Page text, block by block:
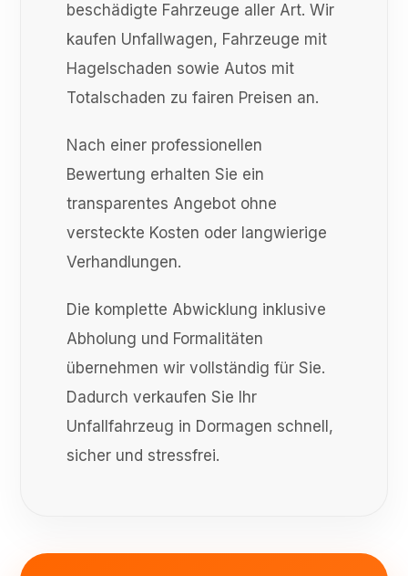
beschädigte Fahrzeuge aller Art. Wir
kaufen Unfallwagen, Fahrzeuge mit
Hagelschaden sowie Autos mit
Totalschaden zu fairen Preisen an.
Nach einer professionellen
Bewertung erhalten Sie ein
transparentes Angebot ohne
versteckte Kosten oder langwierige
Verhandlungen.
Die komplette Abwicklung inklusive
Abholung und Formalitäten
übernehmen wir vollständig für Sie.
Dadurch verkaufen Sie Ihr
Unfallfahrzeug in Dormagen schnell,
sicher und stressfrei.